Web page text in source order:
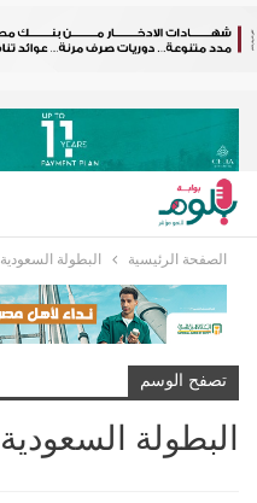
الصفحة الرئيسية البطولة السعودية
تصفح الوسم
البطولة السعودية